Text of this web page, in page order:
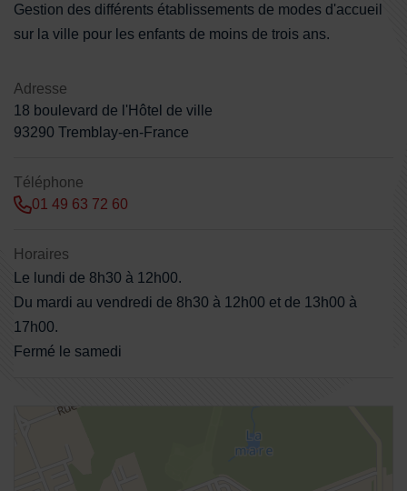
Gestion des différents établissements de modes d'accueil
sur la ville pour les enfants de moins de trois ans.
Adresse
18 boulevard de l'Hôtel de ville
93290 Tremblay-en-France
Téléphone
01 49 63 72 60
Horaires
Le lundi de 8h30 à 12h00.
Du mardi au vendredi de 8h30 à 12h00 et de 13h00 à
17h00.
Fermé le samedi
48.95127,2.570764